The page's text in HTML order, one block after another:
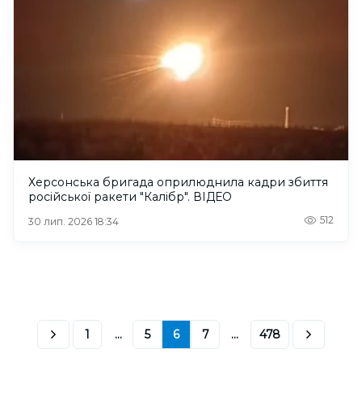
Херсонська бригада оприлюднила кадри збиття
російської ракети "Калібр". ВІДЕО
30 лип. 2026 18:34 512
1 ... 5 6 7 ... 478